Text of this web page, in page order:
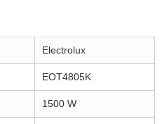
Electrolux
EOT4805K
1500 W